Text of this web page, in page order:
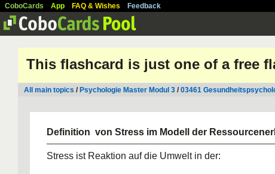
CoboCards App FAQ & Wishes Feedback
This flashcard is just one of a free
All main topics / Psychologie Master Modul 3 /03461
Definition von Stress im Modell der
Stress ist Reaktion auf die Umwelt in der: